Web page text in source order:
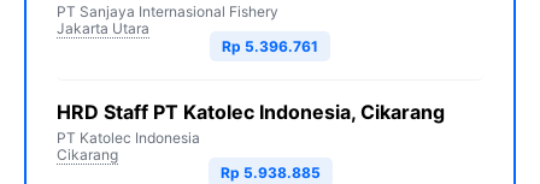
PT Sanjaya Internasional Fishery
Jakarta Utara
Rp 5.396.761
HRD Staff PT Katolec Indonesia, Cikarang
PT Katolec Indonesia
Cikarang
Rp 5.938.885